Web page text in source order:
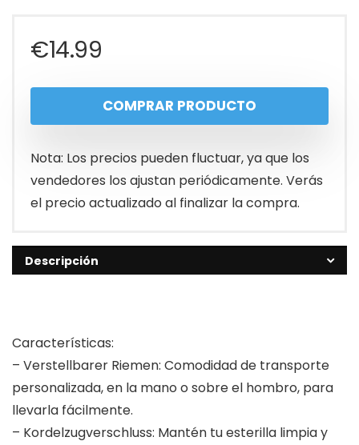
€14.99
COMPRAR PRODUCTO
Nota: Los precios pueden fluctuar, ya que los
vendedores los ajustan periódicamente. Verás
el precio actualizado al finalizar la compra.
Descripción
Características:
– Verstellbarer Riemen: Comodidad de transporte
personalizada, en la mano o sobre el hombro, para
llevarla fácilmente.
– Kordelzugverschluss: Mantén tu esterilla limpia y